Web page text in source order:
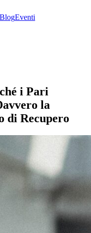
BlogEventi
i Pari
la
di Recupero